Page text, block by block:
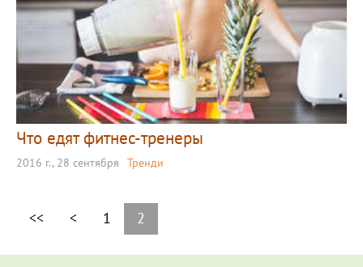
Что едят фитнес-тренеры
2016 г., 28 сентября Тренди
<< < 1 2